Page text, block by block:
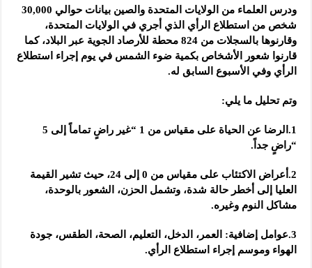
ودرس العلماء من الولايات المتحدة والصين بيانات حوالي 30,000
شخص من استطلاع الرأي الذي أجري في الولايات المتحدة،
وقارنوها بالسجلات من 824 محطة للأرصاد الجوية عبر البلاد، كما
قارنوا شعور الأشخاص بكمية ضوء الشمس في يوم إجراء استطلاع
الرأي وفي الأسبوع السابق له.
وتم تحليل ما يلي:
1.الرضا عن الحياة على مقياس من 1 “غير راضٍ تماماً إلى 5
“راضٍ جداً.
2.أعراض الاكتئاب على مقياس من 0 إلى 24، حيث تشير القيمة
العليا إلى أخطر حالة شدة، وتشمل الحزن، الشعور بالوحدة،
مشاكل النوم وغيره.
3.عوامل إضافية: العمر، الدخل، التعليم، الصحة، الطقس، جودة
الهواء وموسم إجراء استطلاع الرأي.